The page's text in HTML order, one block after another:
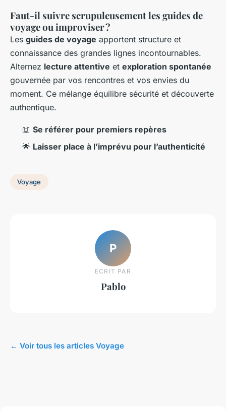
Faut-il suivre scrupuleusement les guides de
voyage ou improviser ?
Les guides de voyage apportent structure et
connaissance des grandes lignes incontournables.
Alternez lecture attentive et exploration spontanée
gouvernée par vos rencontres et vos envies du
moment. Ce mélange équilibre sécurité et découverte
authentique.
📖 Se référer pour premiers repères
🌟 Laisser place à l’imprévu pour l’authenticité
Voyage
P
ECRIT PAR
Pablo
← Voir tous les articles Voyage